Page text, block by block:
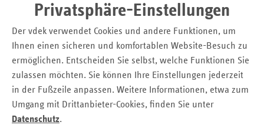
Privatsphäre-Einstellungen
Der vdek verwendet Cookies und andere Funktionen, um
Ihnen einen sicheren und komfortablen Website-Besuch zu
ermöglichen. Entscheiden Sie selbst, welche Funktionen Sie
zulassen möchten. Sie können Ihre Einstellungen jederzeit
in der Fußzeile anpassen. Weitere Informationen, etwa zum
Umgang mit Drittanbieter-Cookies, finden Sie unter
Datenschutz.